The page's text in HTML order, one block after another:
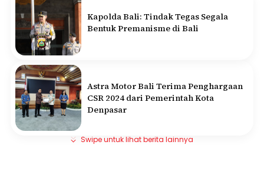
Kapolda Bali: Tindak Tegas Segala
Bentuk Premanisme di Bali
Astra Motor Bali Terima Penghargaan
CSR 2024 dari Pemerintah Kota
Denpasar
Swipe untuk lihat berita lainnya